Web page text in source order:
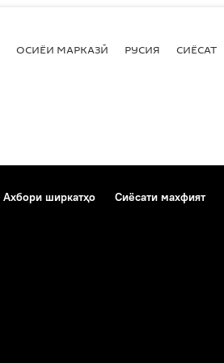
ОСИЁИ МАРКАЗӢ РУСИЯ СИЁСАТ
Ахбори ширкатҳо Сиёсати махфият